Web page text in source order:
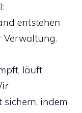
entstehen
Verwaltung.
läuft
indem